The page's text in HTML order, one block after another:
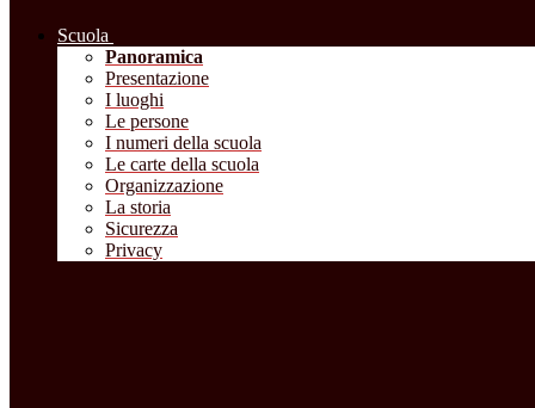
Scuola
Panoramica
Presentazione
I luoghi
Le persone
I numeri della scuola
Le carte della scuola
Organizzazione
La storia
Sicurezza
Privacy